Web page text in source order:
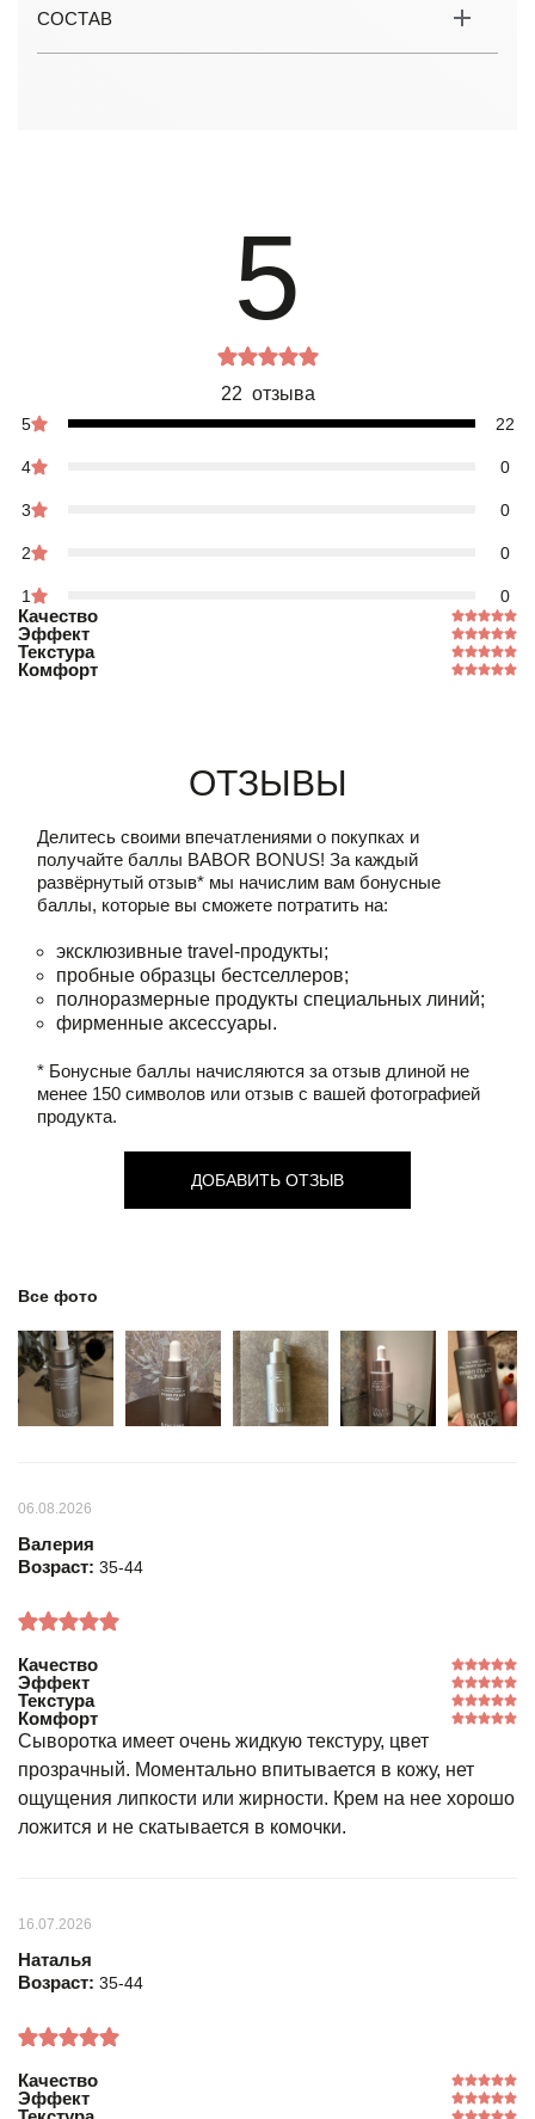
СОСТАВ
5
22 отзыва
5 22
4 0
3 0
2 0
1 0
Качество
Эффект
Текстура
Комфорт
Отзывы
Делитесь своими впечатлениями о покупках и
получайте баллы BABOR BONUS! За каждый
развёрнутый отзыв* мы начислим вам бонусные
баллы, которые вы сможете потратить на:
эксклюзивные travel-продукты;
пробные образцы бестселлеров;
полноразмерные продукты специальных линий;
фирменные аксессуары.
* Бонусные баллы начисляются за отзыв длиной не
менее 150 символов или отзыв с вашей фотографией
продукта.
ДОБАВИТЬ ОТЗЫВ
Все фото
06.08.2026
Валерия
Возраст: 35-44
Качество
Эффект
Текстура
Комфорт
Сыворотка имеет очень жидкую текстуру, цвет
прозрачный. Моментально впитывается в кожу, нет
ощущения липкости или жирности. Крем на нее хорошо
ложится и не скатывается в комочки.
16.07.2026
Наталья
Возраст: 35-44
Качество
Эффект